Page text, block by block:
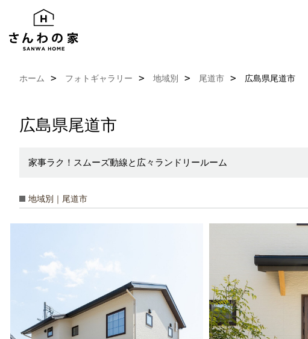
ホーム フォトギャラリー 地域別 尾道市 広島県尾道市
広島県尾道市
家事ラク！スムーズ動線と広々ランドリールーム
地域別｜尾道市